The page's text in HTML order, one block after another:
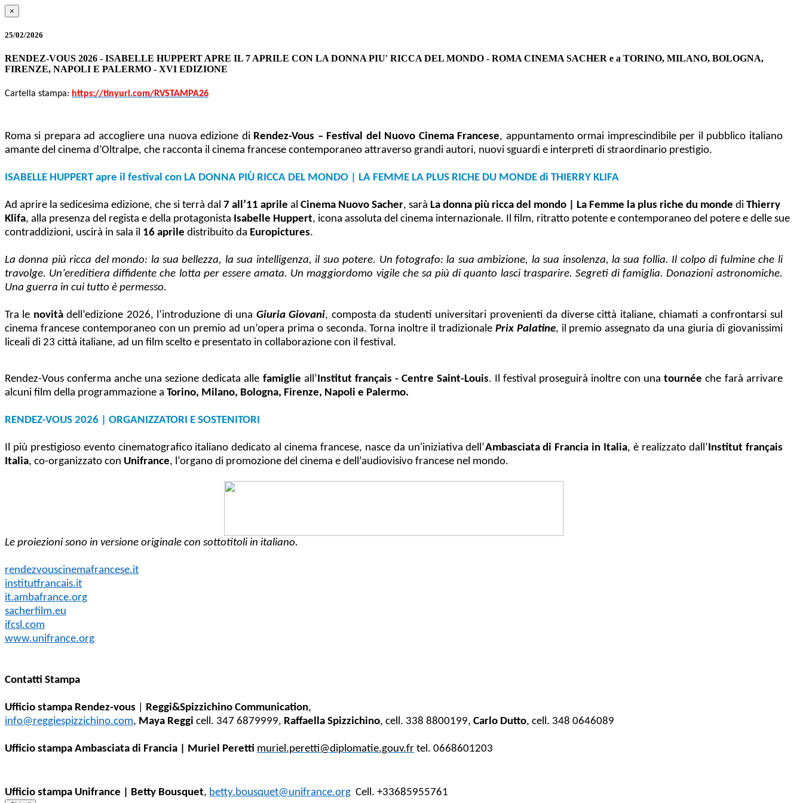
×
25/02/2026
RENDEZ-VOUS 2026 - ISABELLE HUPPERT APRE IL 7 APRILE CON LA DONNA PIU' RICCA DEL MONDO - ROMA CINEMA SACHER e a TORINO, MILANO, BOLOGNA,
FIRENZE, NAPOLI E PALERMO - XVI EDIZIONE
Cartella stampa: https://tinyurl.com/RVSTAMPA26
Roma si prepara ad accogliere una nuova edizione di Rendez-Vous – Festival del Nuovo Cinema Francese, appuntamento ormai imprescindibile per il pubblico italiano
amante del cinema d’Oltralpe, che racconta il cinema francese contemporaneo attraverso grandi autori, nuovi sguardi e interpreti di straordinario prestigio.
ISABELLE HUPPERT apre il festival con LA DONNA PIÙ RICCA DEL MONDO | LA FEMME LA PLUS RICHE DU MONDE di THIERRY KLIFA
Ad aprire la sedicesima edizione, che si terrà dal 7 all’11 aprile al Cinema Nuovo Sacher, sarà La donna più ricca del mondo | La Femme la plus riche du monde di Thierry
Klifa, alla presenza del regista e della protagonista Isabelle Huppert, icona assoluta del cinema internazionale. Il film, ritratto potente e contemporaneo del potere e delle sue
contraddizioni, uscirà in sala il 16 aprile distribuito da Europictures.
La donna più ricca del mondo: la sua bellezza, la sua intelligenza, il suo potere. Un fotografo: la sua ambizione, la sua insolenza, la sua follia. Il colpo di fulmine che li
travolge. Un’ereditiera diffidente che lotta per essere amata. Un maggiordomo vigile che sa più di quanto lasci trasparire. Segreti di famiglia. Donazioni astronomiche.
Una guerra in cui tutto è permesso.
Tra le novitàdell’edizione 2026, l’introduzione di una Giuria Giovani, composta da studenti universitari provenienti da diverse città italiane, chiamati a confrontarsi sul
cinema francese contemporaneo con un premio ad un’opera prima o seconda. Torna inoltre il tradizionale Prix Palatine, il premio assegnato da una giuria di giovanissimi
liceali di 23 città italiane, ad un film scelto e presentato in collaborazione con il festival.
Rendez-Vous conferma anche una sezione dedicata alle famiglie all’ Institut français - Centre Saint-Louis. Il festival proseguirà inoltre con una tournéeche farà arrivare
alcuni film della programmazione a Torino, Milano, Bologna, Firenze, Napoli e Palermo.
RENDEZ-VOUS 2026 | ORGANIZZATORI E SOSTENITORI
Il più prestigioso evento cinematografico italiano dedicato al cinema francese, nasce da un'iniziativa dell’Ambasciata di Francia in Italia, è realizzato dall’ Institut français
Italia, co-organizzato con Unifrance, l’organo di promozione del cinema e dell’audiovisivo francese nel mondo.
Le proiezioni sono in versione originale con sottotitoli in italiano.
rendezvouscinemafrancese.it
institutfrancais.it
it.ambafrance.org
sacherfilm.eu
ifcsl.com
www.unifrance.org
Contatti Stampa
Ufficio stampa Rendez-vous Reggi&Spizzichino Communication,
info@reggiespizzichino.com, Maya Reggi cell. 347 6879999, Raffaella Spizzichino, cell. 338 8800199, Carlo Dutto, cell. 348 0646089
Ufficio stampa Ambasciata di Francia | Muriel Peretti muriel.peretti@diplomatie.gouv.fr tel. 0668601203
Ufficio stampa Unifrance | Betty Bousquet, betty.bousquet@unifrance.org Cell. +33685955761